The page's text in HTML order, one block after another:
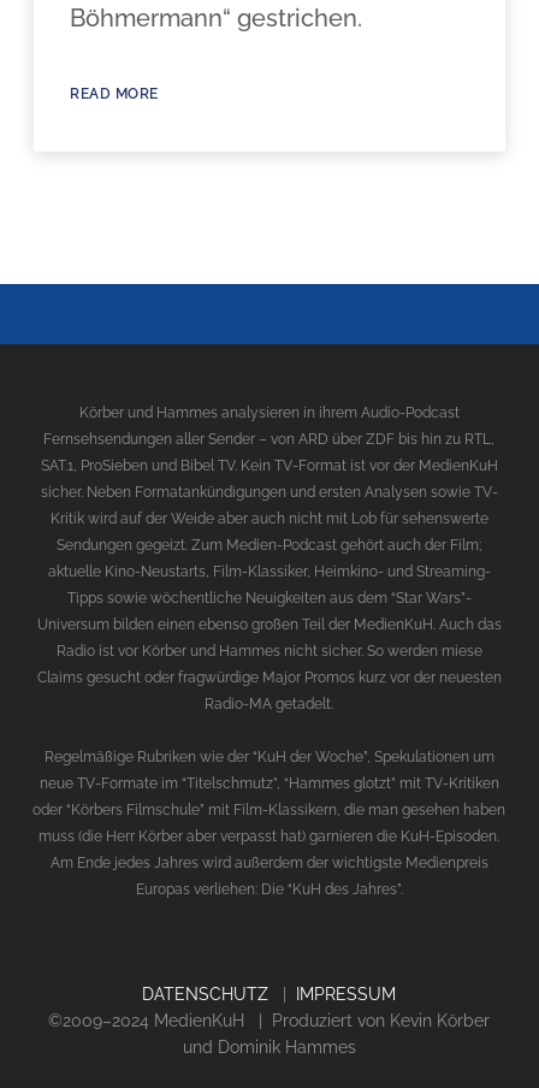
Böhmermann“ gestrichen.
READ MORE
Körber und Hammes analysieren in ihrem Audio-Podcast
Fernsehsendungen aller Sender – von ARD über ZDF bis hin zu RTL,
SAT.1, ProSieben und Bibel TV. Kein TV-Format ist vor der MedienKuH
sicher. Neben Formatankündigungen und ersten Analysen sowie TV-
Kritik wird auf der Weide aber auch nicht mit Lob für sehenswerte
Sendungen gegeizt. Zum Medien-Podcast gehört auch der Film;
aktuelle Kino-Neustarts, Film-Klassiker, Heimkino- und Streaming-
Tipps sowie wöchentliche Neuigkeiten aus dem “Star Wars”-
Universum bilden einen ebenso großen Teil der MedienKuH. Auch das
Radio ist vor Körber und Hammes nicht sicher. So werden miese
Claims gesucht oder fragwürdige Major Promos kurz vor der neuesten
Radio-MA getadelt.
Regelmäßige Rubriken wie der “KuH der Woche”, Spekulationen um
neue TV-Formate im “Titelschmutz”, “Hammes glotzt” mit TV-Kritiken
oder “Körbers Filmschule” mit Film-Klassikern, die man gesehen haben
muss (die Herr Körber aber verpasst hat) garnieren die KuH-Episoden.
Am Ende jedes Jahres wird außerdem der wichtigste Medienpreis
Europas verliehen: Die “KuH des Jahres”.
DATENSCHUTZ
IMPRESSUM
©2009–2024 MedienKuH | Produziert von Kevin Körber
und Dominik Hammes